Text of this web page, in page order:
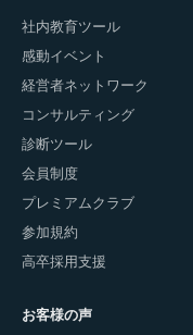
社内教育ツール
感動イベント
経営者ネットワーク
コンサルティング
診断ツール
会員制度
プレミアムクラブ
参加規約
高卒採用支援
お客様の声